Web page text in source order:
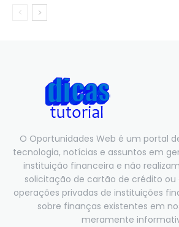
O Oportunidades Web é um portal
tecnologia, notícias e assuntos em
instituição financeira e não
solicitação de cartão de crédito ou
operações privadas de instituições
sobre finanças existentes em
meramente